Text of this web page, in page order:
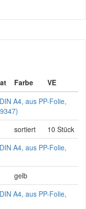
Farbe
VE
A4, aus PP-Folie,
sortiert
10 Stück
A4, aus PP-Folie,
gelb
A4, aus PP-Folie,